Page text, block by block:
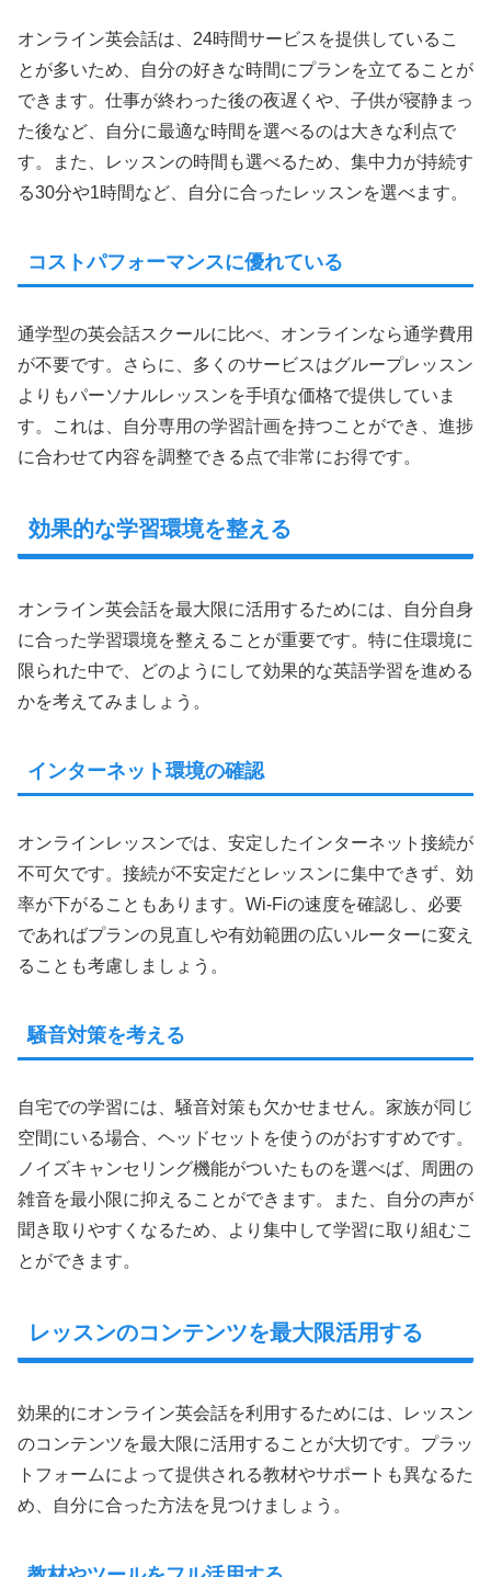
オンライン英会話は、24時間サービスを提供しているこ
とが多いため、自分の好きな時間にプランを立てることが
できます。仕事が終わった後の夜遅くや、子供が寝静まっ
た後など、自分に最適な時間を選べるのは大きな利点で
す。また、レッスンの時間も選べるため、集中力が持続す
る30分や1時間など、自分に合ったレッスンを選べます。
コストパフォーマンスに優れている
通学型の英会話スクールに比べ、オンラインなら通学費用
が不要です。さらに、多くのサービスはグループレッスン
よりもパーソナルレッスンを手頃な価格で提供していま
す。これは、自分専用の学習計画を持つことができ、進捗
に合わせて内容を調整できる点で非常にお得です。
効果的な学習環境を整える
オンライン英会話を最大限に活用するためには、自分自身
に合った学習環境を整えることが重要です。特に住環境に
限られた中で、どのようにして効果的な英語学習を進める
かを考えてみましょう。
インターネット環境の確認
オンラインレッスンでは、安定したインターネット接続が
不可欠です。接続が不安定だとレッスンに集中できず、効
率が下がることもあります。Wi-Fiの速度を確認し、必要
であればプランの見直しや有効範囲の広いルーターに変え
ることも考慮しましょう。
騒音対策を考える
自宅での学習には、騒音対策も欠かせません。家族が同じ
空間にいる場合、ヘッドセットを使うのがおすすめです。
ノイズキャンセリング機能がついたものを選べば、周囲の
雑音を最小限に抑えることができます。また、自分の声が
聞き取りやすくなるため、より集中して学習に取り組むこ
とができます。
レッスンのコンテンツを最大限活用する
効果的にオンライン英会話を利用するためには、レッスン
のコンテンツを最大限に活用することが大切です。プラッ
トフォームによって提供される教材やサポートも異なるた
め、自分に合った方法を見つけましょう。